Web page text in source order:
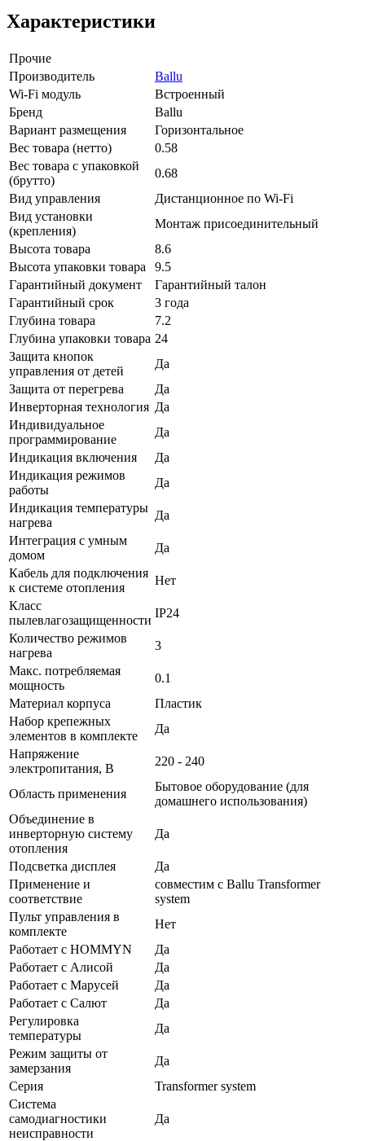
Характеристики
Прочие
Производитель
Ballu
Wi-Fi модуль
Встроенный
Бренд
Ballu
Вариант размещения
Горизонтальное
Вес товара (нетто)
0.58
Вес товара с упаковкой
(брутто)
0.68
Вид управления
Дистанционное по Wi-Fi
Вид установки
(крепления)
Монтаж присоединительный
Высота товара
8.6
Высота упаковки товара
9.5
Гарантийный документ
Гарантийный талон
Гарантийный срок
3 года
Глубина товара
7.2
Глубина упаковки товара 24
Защита кнопок
управления от детей
Да
Защита от перегрева
Да
Инверторная технология Да
Индивидуальное
программирование
Да
Индикация включения
Да
Индикация режимов
работы
Да
Индикация температуры
нагрева
Да
Интеграция с умным
домом
Да
Кабель для подключения
к системе отопления
Нет
Класс
пылевлагозащищенности
IP24
Количество режимов
нагрева
3
Макс. потребляемая
мощность
0.1
Материал корпуса
Пластик
Набор крепежных
элементов в комплекте
Да
Напряжение
электропитания, В
220 - 240
Область применения
Бытовое оборудование (для
домашнего использования)
Объединение в
инверторную систему
отопления
Да
Подсветка дисплея
Да
Применение и
соответствие
совместим с Ballu Transformer
system
Пульт управления в
комплекте
Нет
Работает с HOMMYN
Да
Работает с Алисой
Да
Работает с Марусей
Да
Работает с Салют
Да
Регулировка
температуры
Да
Режим защиты от
замерзания
Да
Серия
Transformer system
Система
самодиагностики
неисправности
Да